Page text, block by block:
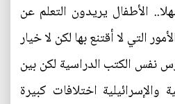
الأطفال يريدون التعلم عن
التي لا أقتنع بها لكن لا خيار
نفس الكتب الدراسية لكن بين
والإسرائيلية اختلافات كبيرة